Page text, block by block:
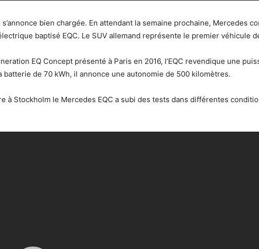
bien chargée. En attendant la semaine prochaine, Mercedes
baptisé EQC. Le SUV allemand représente le premier véhicule
EQ Concept présenté à Paris en 2016, l’EQC revendique une
batterie de 70 kWh, il annonce une autonomie de 500 kilomètres.
à Stockholm le Mercedes EQC a subi des tests dans différentes